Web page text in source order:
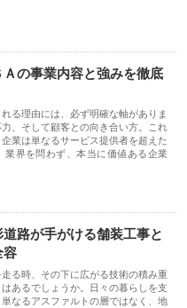
の事業内容と強みを徹底
る理由には、必ず明確な軸がありま
、そして顧客との向き合い方。これ
業は単なるサービス提供者を超えた
業界を問わず、本当に価値ある企業
路が手がける舗装工事と
容
る時、その下に広がる技術の積み重
あるでしょうか。日々の暮らしを支
なるアスファルトの層ではなく、地